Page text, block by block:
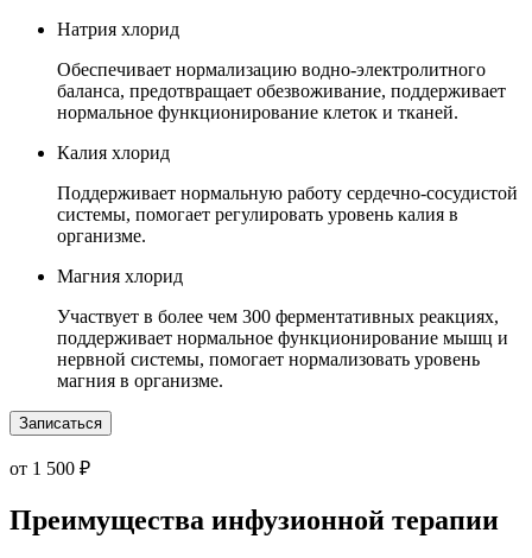
Натрия хлорид
Обеспечивает нормализацию водно-электролитного
баланса, предотвращает обезвоживание, поддерживает
нормальное функционирование клеток и тканей.
Калия хлорид
Поддерживает нормальную работу сердечно-сосудистой
системы, помогает регулировать уровень калия в
организме.
Магния хлорид
Участвует в более чем 300 ферментативных реакциях,
поддерживает нормальное функционирование мышц и
нервной системы, помогает нормализовать уровень
магния в организме.
Записаться
от 1 500 ₽
Преимущества инфузионной терапии